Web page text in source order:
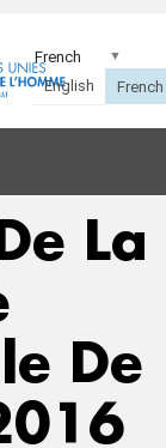
La
De